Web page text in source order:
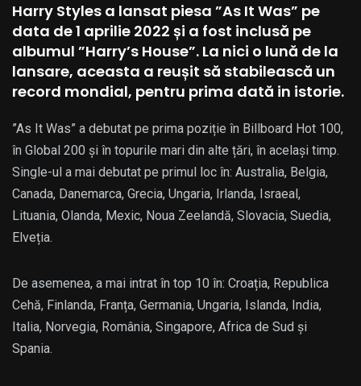
Harry Styles a lansat piesa ”As It Was” pe
data de 1 aprilie 2022 și a fost inclusă pe
albumul ”Harry’s House”. La nici o lună de la
lansare, aceasta a reușit să stabilească un
record mondial, pentru prima dată in istorie.
”As It Was” a debutat pe prima poziție în Billboard Hot 100,
în Global 200 și în topurile mari din alte țări, în același timp.
Single-ul a mai debutat pe primul loc în: Australia, Belgia,
Canada, Danemarca, Grecia, Ungaria, Irlanda, Israeal,
Lituania, Olanda, Mexic, Noua Zeelandă, Slovacia, Suedia,
Elveția.
De asemenea, a mai intrat în top 10 în: Croația, Republica
Cehă, Finlanda, Franța, Germania, Ungaria, Islanda, India,
Italia, Norvegia, România, Singapore, Africa de Sud și
Spania.